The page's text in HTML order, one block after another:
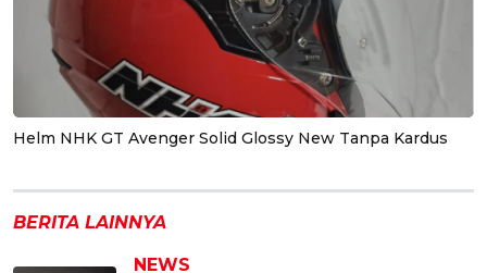
Helm NHK GT Avenger Solid Glossy New Tanpa Kardus
BERITA LAINNYA
NEWS